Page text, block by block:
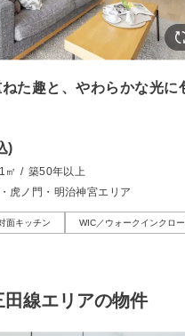
た趣と、やわらかな光に
)
㎡ / 築50年以上
虎ノ門・明治神宮エリア
面キッチン WIC／ウォークインクロ
田線エリアの物件